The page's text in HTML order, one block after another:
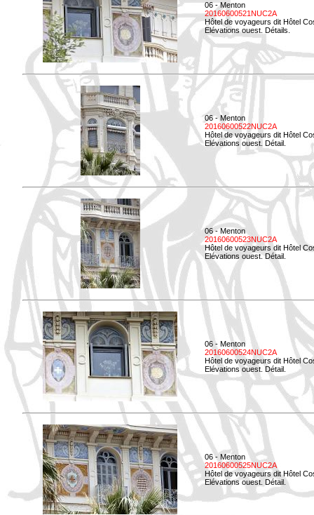
06 - Menton
20160600521NUC2A
Hôtel de voyageurs dit Hôtel
Elévations ouest. Détails.
06 - Menton
20160600522NUC2A
Hôtel de voyageurs dit Hôtel
Elévations ouest. Détail.
06 - Menton
20160600523NUC2A
Hôtel de voyageurs dit Hôtel
Elévations ouest. Détail.
06 - Menton
20160600524NUC2A
Hôtel de voyageurs dit Hôtel
Elévations ouest. Détail.
06 - Menton
20160600525NUC2A
Hôtel de voyageurs dit Hôtel
Elévations ouest. Détail.